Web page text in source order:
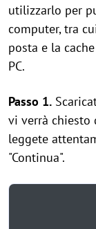
utilizzarlo per
computer, tra
posta e la
PC.
Passo 1.
vi verrà chiesto
leggete
"Continua".